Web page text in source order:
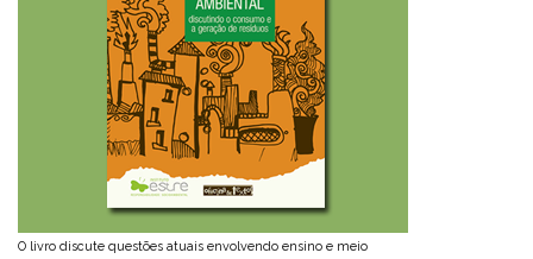
O livro discute questões atuais envolvendo ensino e meio